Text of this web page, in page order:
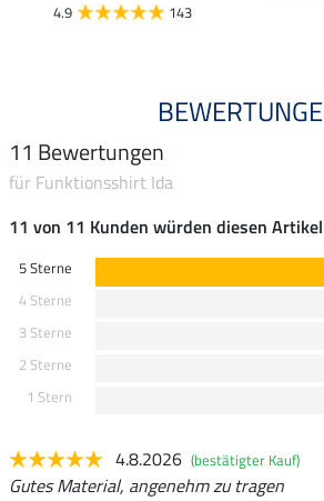
4.9 143
11 Bewertungen
für Funktionsshirt Ida
11 von 11 Kunden würden diesen
5 Sterne
4 Sterne
3 Sterne
2 Sterne
1 Stern
4.8.2026 (bestätigter Kauf)
Gutes Material, angenehm zu tragen